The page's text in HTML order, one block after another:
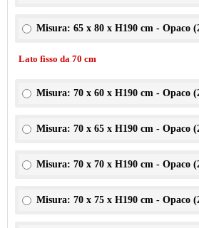
Misura: 65 x 80 x H190 cm - Opaco (
Lato fisso da 70 cm
Misura: 70 x 60 x H190 cm - Opaco (
Misura: 70 x 65 x H190 cm - Opaco (
Misura: 70 x 70 x H190 cm - Opaco (
Misura: 70 x 75 x H190 cm - Opaco (